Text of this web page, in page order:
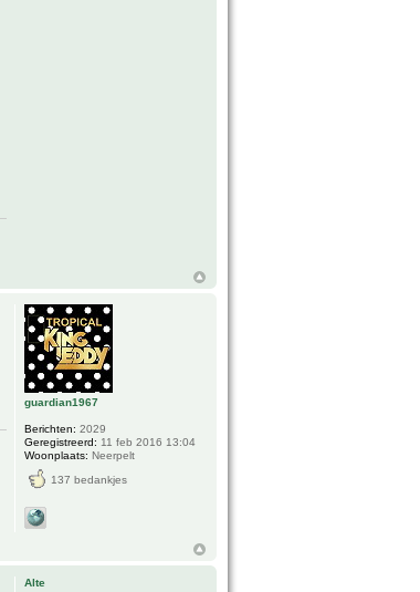
guardian1967
Berichten: 2029
Geregistreerd: 11 feb 2016 13:04
Woonplaats: Neerpelt
137 bedankjes
Alte